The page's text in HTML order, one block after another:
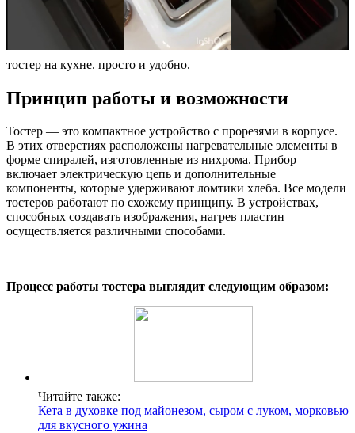
тостер на кухне. просто и удобно.
Принцип работы и возможности
Тостер — это компактное устройство с прорезями в корпусе.
В этих отверстиях расположены нагревательные элементы в
форме спиралей, изготовленные из нихрома. Прибор
включает электрическую цепь и дополнительные
компоненты, которые удерживают ломтики хлеба. Все модели
тостеров работают по схожему принципу. В устройствах,
способных создавать изображения, нагрев пластин
осуществляется различными способами.
Процесс работы тостера выглядит следующим образом:
Читайте также:
Кета в духовке под майонезом, сыром с луком, морковью
для вкусного ужина